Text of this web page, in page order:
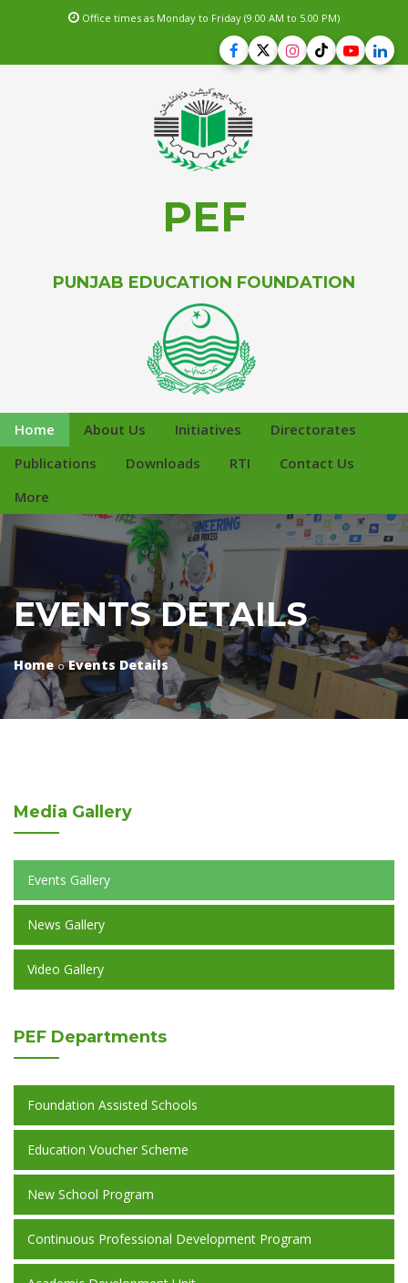
Office times as Monday to Friday (9.00 AM to 5.00 PM)
PEF
PUNJAB EDUCATION FOUNDATION
Home About Us Initiatives
Directorates
Publications
Downloads RTI
Contact Us
More
EVENTS DETAILS
Home Events Details
Media Gallery
Events Gallery
News Gallery
Video Gallery
PEF Departments
Foundation Assisted Schools
Education Voucher Scheme
New School Program
Continuous Professional Development Program